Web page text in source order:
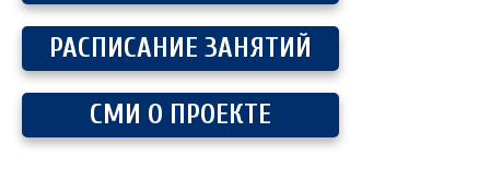
РАСПИСАНИЕ ЗАНЯТИЙ
СМИ О ПРОЕКТЕ